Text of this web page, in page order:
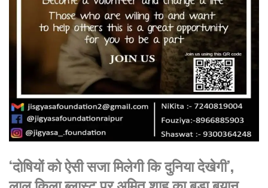
‘दोषियों को ऐसी सजा मिलेगी कि दुनिया देखेगी’,